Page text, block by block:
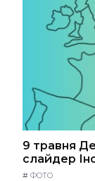
9 травня
слайдер
# ФОТО